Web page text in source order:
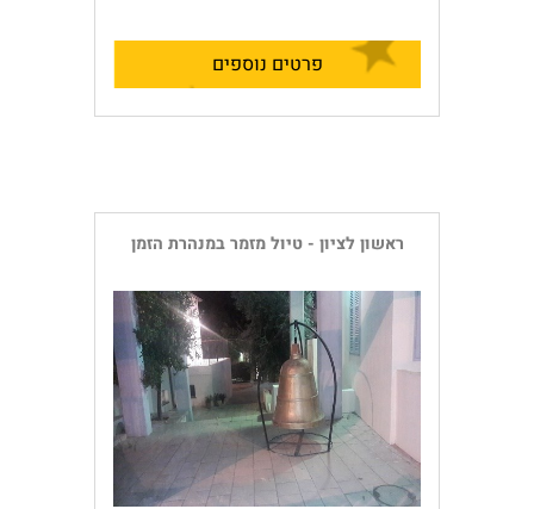
פרטים נוספים
ראשון לציון - טיול מזמר במנהרת הזמן